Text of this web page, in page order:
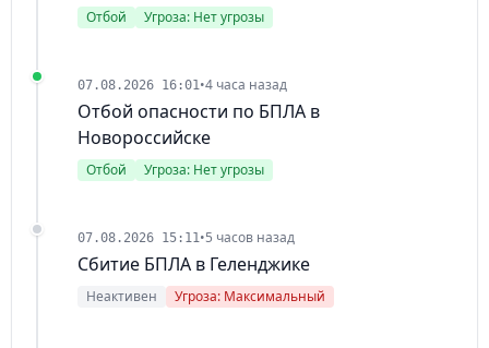
Отбой Угроза: Нет угрозы
07.08.2026 16:01•4 часа назад
Отбой опасности по БПЛА в
Новороссийске
Отбой Угроза: Нет угрозы
07.08.2026 15:11•5 часов назад
Сбитие БПЛА в Геленджике
Неактивен Угроза: Максимальный